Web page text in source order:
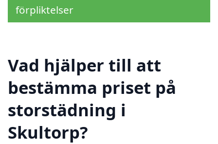
förpliktelser
Vad hjälper till att
bestämma priset på
storstädning i
Skultorp?